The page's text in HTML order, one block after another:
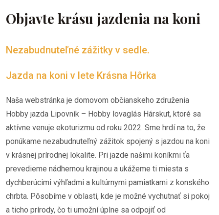
Objavte krásu jazdenia na koni
Nezabudnuteľné zážitky v sedle.
Jazda na koni v lete Krásna Hôrka
Naša webstránka je domovom občianskeho združenia
Hobby jazda Lipovník – Hobby lovaglás Hárskut, ktoré sa
aktívne venuje ekoturizmu od roku 2022. Sme hrdí na to, že
ponúkame nezabudnuteľný zážitok spojený s jazdou na koni
v krásnej prírodnej lokalite. Pri jazde našimi koníkmi ťa
prevedieme nádhernou krajinou a ukážeme ti miesta s
dychberúcimi výhľadmi a kultúrnymi pamiatkami z konského
chrbta. Pôsobíme v oblasti, kde je možné vychutnať si pokoj
a ticho prírody, čo ti umožní úplne sa odpojiť od